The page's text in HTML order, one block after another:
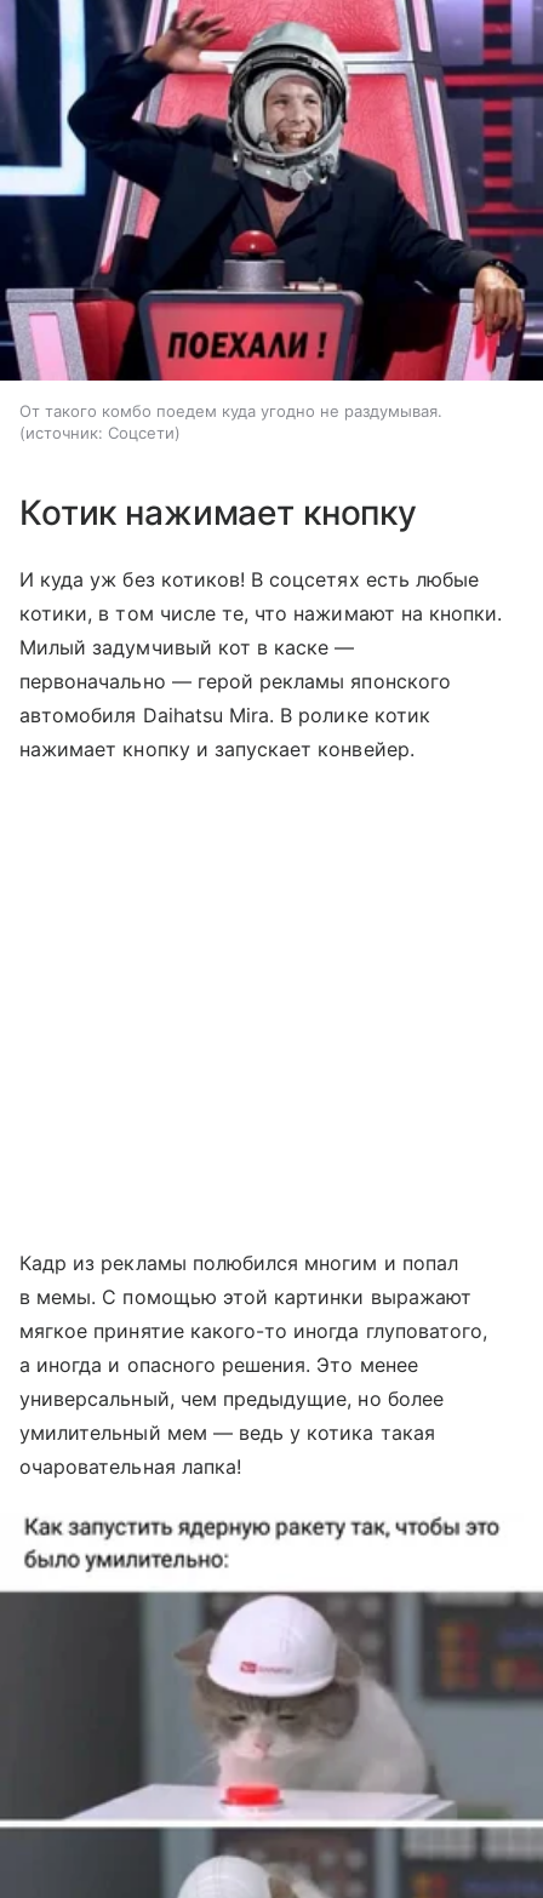
От такого комбо поедем куда угодно не раздумывая.
источник: Соцсети
Котик нажимает кнопку
И куда уж без котиков! В соцсетях есть любые
котики, в том числе те, что нажимают на кнопки.
Милый задумчивый кот в каске —
первоначально — герой рекламы японского
автомобиля Daihatsu Mira. В ролике котик
нажимает кнопку и запускает конвейер.
Кадр из рекламы полюбился многим и попал
в мемы. С помощью этой картинки выражают
мягкое принятие какого-то иногда глуповатого,
а иногда и опасного решения. Это менее
универсальный, чем предыдущие, но более
умилительный мем — ведь у котика такая
очаровательная лапка!